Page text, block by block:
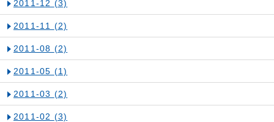
2011-12 (3)
2011-11 (2)
2011-08 (2)
2011-05 (1)
2011-03 (2)
2011-02 (3)